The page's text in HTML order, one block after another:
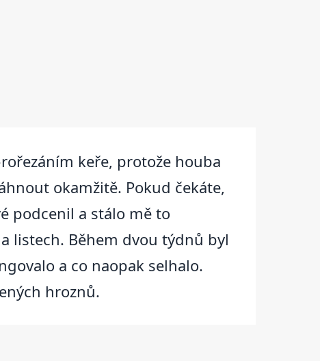
keře, protože houba
okamžitě. Pokud čekáte,
podcenil a stálo mě to
listech. Během dvou týdnů byl
a co naopak selhalo.
hroznů.